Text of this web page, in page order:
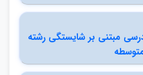
مبتني بر شايستگي رشته